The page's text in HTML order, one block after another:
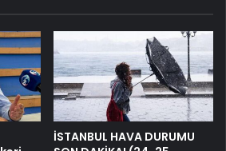
İSTANBUL HAVA DURUMU